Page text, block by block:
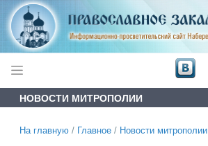
НОВОСТИ МИТРОПОЛИИ
На главную / Главное / Новости митрополии